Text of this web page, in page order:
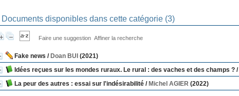
Documents disponibles dans cette catégorie (3)
Faire une suggestion Affiner la recherche
Fake news / Doan BUI (2021)
Idées reçues sur les mondes ruraux. Le rural : des vaches et des champs ?/
La peur des autres : essai sur l'indésirabilité/ Michel AGIER (2022)